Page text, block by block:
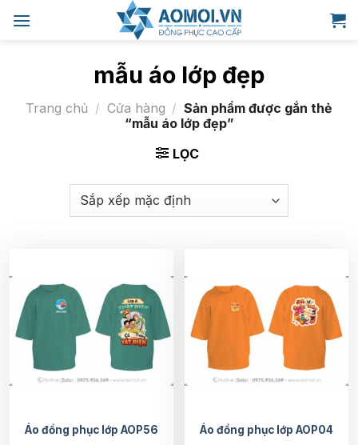
qua
mẫu áo lớp đẹp
Trang chủ / Cửa hàng / Sản phẩm được gắn thẻ
“mẫu áo lớp đẹp”
LỌC
Áo đồng phục lớp AOP56 Áo đồng phục lớp AOP04